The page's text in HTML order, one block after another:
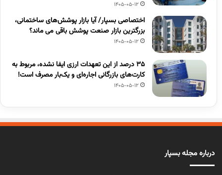
1405-05-12
اختصاصی بسپار/ آیا بازار پوشش‌های ساختمانی،
بزرگترین بازار صنعت پوشش باقی می ماند؟
1405-05-12
۳۵ درصد از این تعهدات ارزی ایفا نشده، مربوط به
کارت‌های بازرگانی اجاره‌ای و یک‌بار مصرف است!
1405-05-12
درباره مجله بسپار